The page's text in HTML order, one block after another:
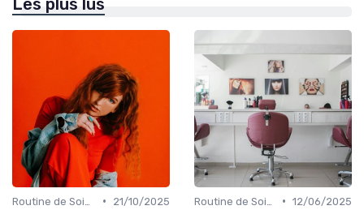
Les plus lus
•
21/10/2025
• 12/06/2025